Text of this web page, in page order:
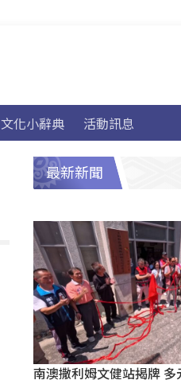
文化小辭典 活動訊息
最新新聞
南澳撒利姆文健站揭牌